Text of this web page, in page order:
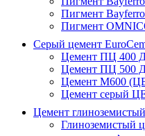
Пигмент
Пигмент
Серый цемент
Цемент ПЦ 400
Цемент ПЦ 500
Цемент М600
Цемент серый
Цемент глиноземистый
Глиноземистый